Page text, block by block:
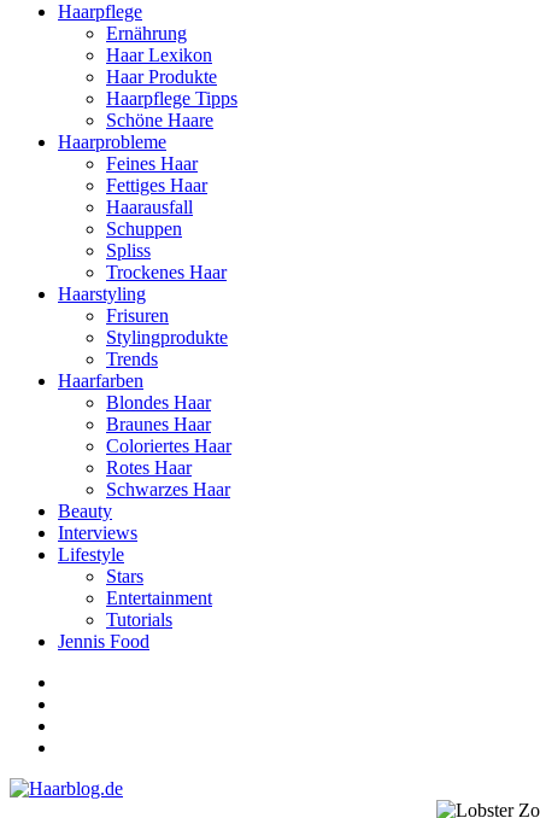
Haarpflege
Ernährung
Haar Lexikon
Haar Produkte
Haarpflege Tipps
Schöne Haare
Haarprobleme
Feines Haar
Fettiges Haar
Haarausfall
Schuppen
Spliss
Trockenes Haar
Haarstyling
Frisuren
Stylingprodukte
Trends
Haarfarben
Blondes Haar
Braunes Haar
Coloriertes Haar
Rotes Haar
Schwarzes Haar
Beauty
Interviews
Lifestyle
Stars
Entertainment
Tutorials
Jennis Food